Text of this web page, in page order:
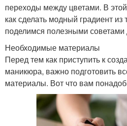
переходы между цветами. В
как сделать модный градиент из
поделимся полезными
Необходимые материалы
Перед тем как приступить к
маникюра, важно подготовить
материалы. Вот что вам